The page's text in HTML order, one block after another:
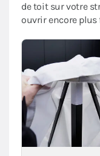
de toit sur votre
ouvrir encore